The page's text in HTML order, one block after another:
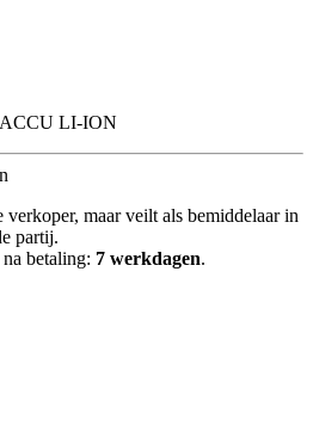
LI-ION
maar veilt als bemiddelaar in
partij.
betaling: 7 werkdagen.